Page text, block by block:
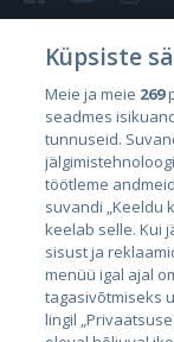
Страны
Эстония
Латвия
Литва
Küpsiste
Meie ja meie 269
seadmes
tunnuseid.
töötleme
suvandi „Keeldu
keelab selle. Kui
sisust ja
menüü igal ajal
tagasivõtmiseks
lingil